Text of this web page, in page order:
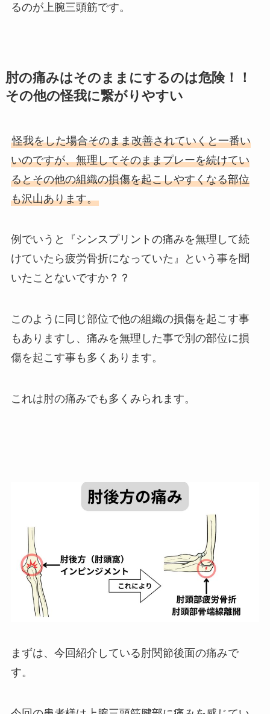
るのが上腕三頭筋です。
肘の痛みはそのままにするのは危険！！
その他の怪我に繋がりやすい
怪我をした場合そのまま改善されていくと一番い
いのですが、無理してそのままプレーを続けてい
るとその他の組織の損傷を起こしやすくなる部位
も沢山あります。
例でいうと『シンスプリントの痛みを無理して続
けていたら疲労骨折になっていた』という事を聞
いたことないですか？？
このように同じ部位で他の組織の損傷を起こす事
もありますし、痛みを無理した事で別の部位に損
傷を起こす事も多くあります。
これは肘の痛みでも多くみられます。
まずは、今回紹介している肘関節後面の痛みで
す。